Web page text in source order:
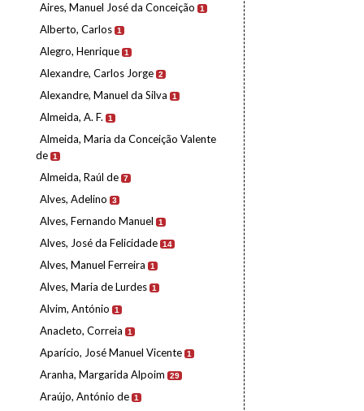
Aires, Manuel José da Conceição 1
Alberto, Carlos 1
Alegro, Henrique 1
Alexandre, Carlos Jorge 2
Alexandre, Manuel da Silva 1
Almeida, A. F. 1
Almeida, Maria da Conceição Valente
de 1
Almeida, Raúl de 7
Alves, Adelino 3
Alves, Fernando Manuel 1
Alves, José da Felicidade 14
Alves, Manuel Ferreira 1
Alves, Maria de Lurdes 1
Alvim, António 1
Anacleto, Correia 1
Aparício, José Manuel Vicente 1
Aranha, Margarida Alpoim 29
Araújo, António de 1